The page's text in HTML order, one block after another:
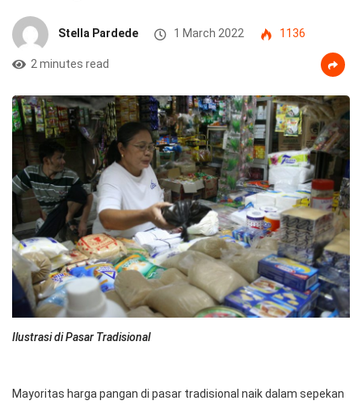
Stella Pardede 1 March 2022 1136
2 minutes read
Ilustrasi di Pasar Tradisional
Mayoritas harga pangan di pasar tradisional naik dalam sepekan